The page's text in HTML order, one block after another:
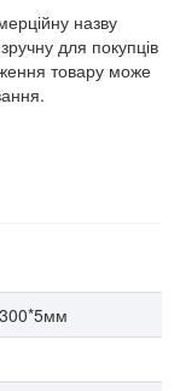
назву
для покупців
товару може